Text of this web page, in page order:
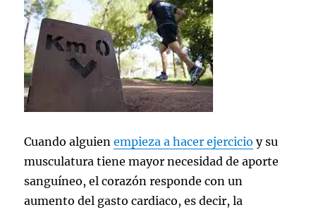
Cuando alguienempieza a hacer ejercicio y su
musculatura tiene mayor necesidad de aporte
sanguíneo, el corazón responde con un
aumento del gasto cardiaco, es decir, la